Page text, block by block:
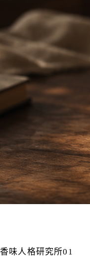
香味人格研究所01